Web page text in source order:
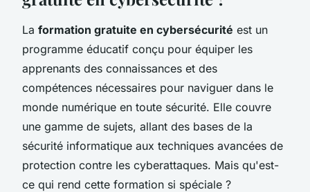
La formation gratuite en cybersécurité est un
programme éducatif conçu pour équiper les
apprenants des connaissances et des
compétences nécessaires pour naviguer dans le
monde numérique en toute sécurité. Elle couvre
une gamme de sujets, allant des bases de la
sécurité informatique aux techniques avancées de
protection contre les cyberattaques. Mais qu'est-
ce qui rend cette formation si spéciale ?